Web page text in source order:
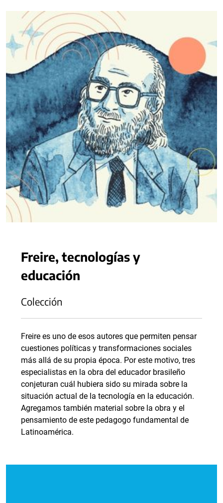
Freire, tecnologías y
educación
Colección
Freire es uno de esos autores que permiten pensar
cuestiones políticas y transformaciones sociales
más allá de su propia época. Por este motivo, tres
especialistas en la obra del educador brasileño
conjeturan cuál hubiera sido su mirada sobre la
situación actual de la tecnología en la educación.
Agregamos también material sobre la obra y el
pensamiento de este pedagogo fundamental de
Latinoamérica.